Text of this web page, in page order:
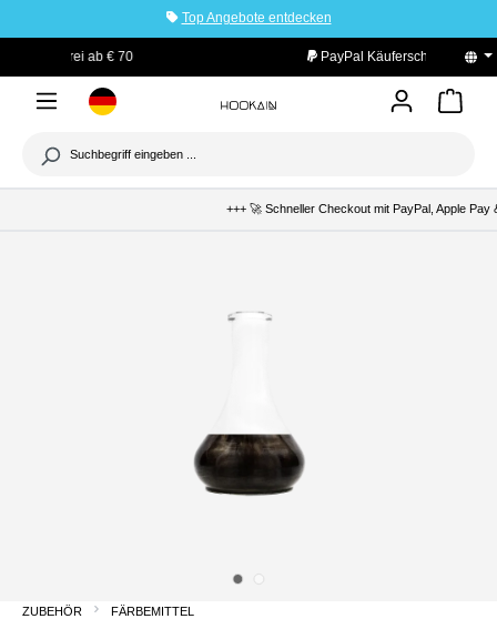
Top Angebote entdecken
PayPal Käuferschutz
+++ 🚀 Schneller Checkout mit PayPal, Apple Pay
ZUBEHÖR FÄRBEMITTEL